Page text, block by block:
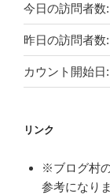
今日の訪問者数:
昨日の訪問者数:
カウント開始日:
リンク
※ブログ村
参考になり